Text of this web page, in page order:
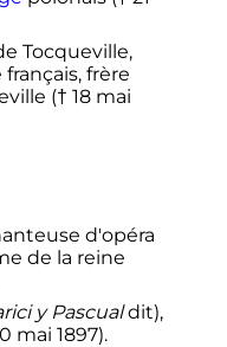
Tocqueville,
frère
(† 18 mai
d'opéra
de la reine
y Pascualdit),
mai 1897).